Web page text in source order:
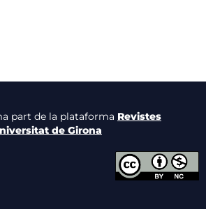
part de la plataforma Revistes
de Girona